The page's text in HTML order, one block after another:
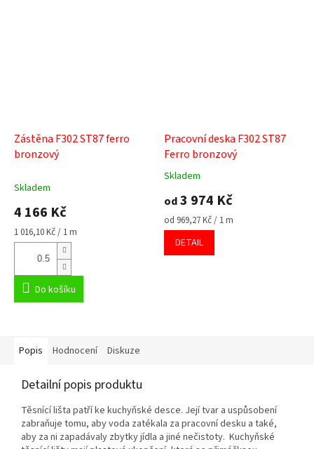
Zástěna F302 ST87 ferro
bronzový
Skladem
4 166 Kč
Měrná
cena:
1 016,10 Kč / 1 m
Do košíku
Pracovní deska F302 ST87
Ferro bronzový
Průměrné
produktu
je
5,0
5
Skladem
od3 974 Kč
Měrná
cena:
od 969,27 Kč / 1 m
DETAIL
Popis Hodnocení Diskuze
Detailní popis produktu
Těsnící lišta patří ke kuchyňské desce. Její tvar a uspůsobení
zabraňuje tomu, aby voda zatékala za pracovní desku a také,
aby za ni zapadávaly zbytky jídla a jiné nečistoty. Kuchyňské